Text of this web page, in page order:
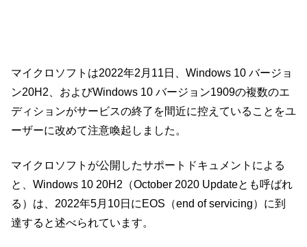
マイクロソフトは2022年2月11日、Windows 10 バージョ
ン20H2、およびWindows 10 バージョン1909の複数のエ
ディションがサービスの終了を間近に控えていることをユ
ーザーに改めて注意喚起しました。
マイクロソフトが公開したサポートドキュメントによる
と、Windows 10 20H2（October 2020 Updateとも呼ばれ
る）は、2022年5月10日にEOS（end of servicing）に到
達すると述べられています。